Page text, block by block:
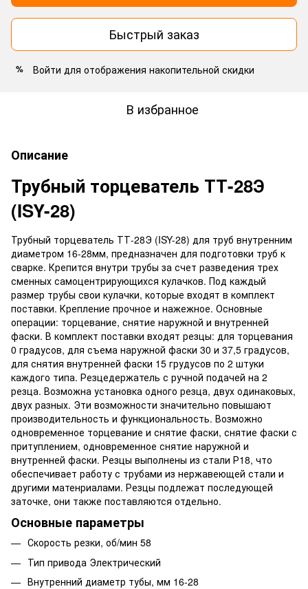
Быстрый заказ
% Войти для отображения накопительной скидки
В избранное
Описание
Трубный торцеватель ТТ-28Э
(ISY-28)
Трубный торцеватель ТТ-28Э (ISY-28) для труб внутренним
диаметром 16-28мм, предназначен для подготовки труб к
сварке. Крепится внутри трубы за счет разведения трех
сменных самоцентрирующихся кулачков. Под каждый
размер трубы свои кулачки, которые входят в комплект
поставки. Крепление прочное и нажежное. Основные
операции: торцевание, снятие наружной и внутренней
фаски. В комплект поставки входят резцы: для торцевания
0 градусов, для съема наружной фаски 30 и 37,5 градусов,
для снятия внутренней фаски 15 грудусов по 2 штуки
каждого типа. Резцедержатель с ручной подачей на 2
резца. Возможна установка одного резца, двух одинаковых,
двух разных. Эти возможности значительно повышают
производительность и функциональность. Возможно
одновременное торцевание и снятие фаски, снятие фаски с
притуплением, одновременное снятие наружной и
внутренней фаски. Резцы выполнены из стали Р18, что
обеспечивает работу с трубами из нержавеющей стали и
другими матенриалами. Резцы подлежат последующей
заточке, они также поставляются отдельно.
Основные параметры
Скорость резки, об/мин 58
Тип привода Электрический
Внутренний диаметр тубы, мм 16-28